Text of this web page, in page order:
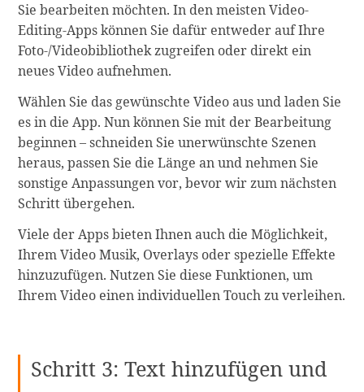
Sie bearbeiten möchten. In den meisten Video-
Editing-Apps können Sie dafür entweder auf Ihre
Foto-/Videobibliothek zugreifen oder direkt ein
neues Video aufnehmen.
Wählen Sie das gewünschte Video aus und laden Sie
es in die App. Nun können Sie mit der Bearbeitung
beginnen – schneiden Sie unerwünschte Szenen
heraus, passen Sie die Länge an und nehmen Sie
sonstige Anpassungen vor, bevor wir zum nächsten
Schritt übergehen.
Viele der Apps bieten Ihnen auch die Möglichkeit,
Ihrem Video Musik, Overlays oder spezielle Effekte
hinzuzufügen. Nutzen Sie diese Funktionen, um
Ihrem Video einen individuellen Touch zu verleihen.
Schritt 3: Text hinzufügen und